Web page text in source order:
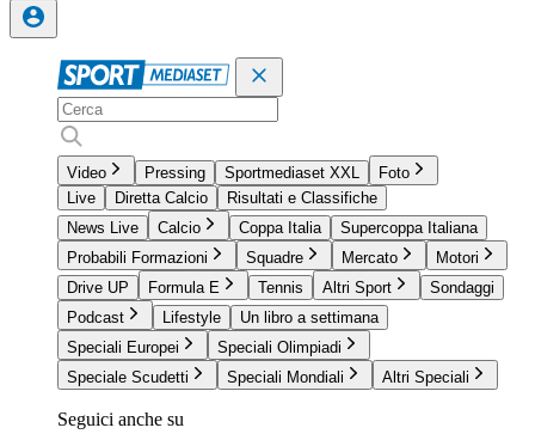
Video Pressing Sportmediaset XXL
Foto
Live
Diretta Calcio
Risultati e Classifiche
News Live
Calcio Coppa Italia
Supercoppa Italiana
Probabili Formazioni
Squadre Mercato
Motori
Drive UP
Formula E Tennis Altri Sport
Sondaggi
Podcast
Lifestyle
Un libro a settimana
Speciali Europei
Speciali Olimpiadi
Speciale Scudetti
Speciali Mondiali Altri Speciali
Seguici anche su